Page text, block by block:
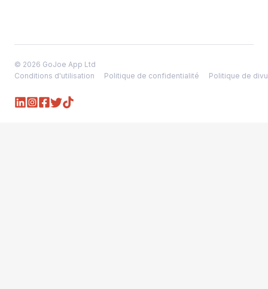
© 2026 GoJoe App Ltd
Conditions d'utilisation
Politique de confidentialité Politique de